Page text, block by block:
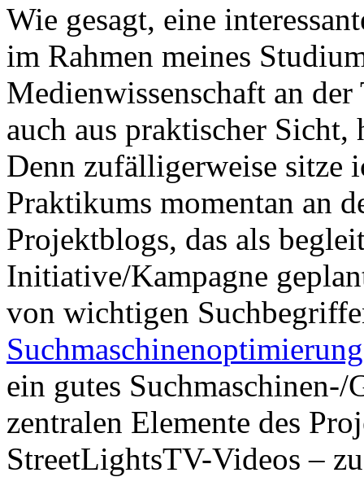
Wie gesagt, eine
im Rahmen meines
Medienwissenschaft an
auch aus praktischer
Denn zufälligerweise sitze
Praktikums momentan an
Projektblogs, das als
Initiative/Kampagne
von wichtigen
ein gutes
zentralen Elemente des
StreetLightsTV-Videos –